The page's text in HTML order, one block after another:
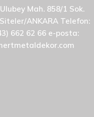
Mah. 858/1 Sok.
ANKARA Telefon:
662 62 66 e-posta: